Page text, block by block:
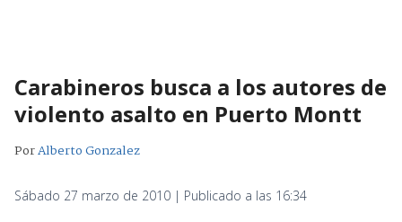
Carabineros busca a los autores de
violento asalto en Puerto Montt
PorAlberto Gonzalez
Sábado 27 marzo de 2010 | Publicado a las 16:34